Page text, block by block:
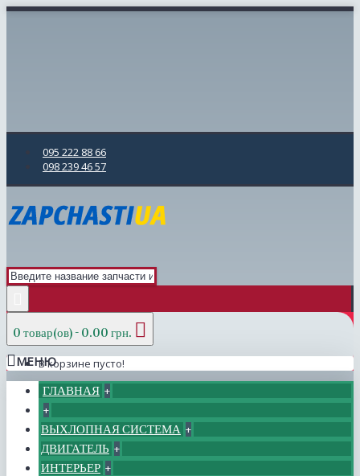
095 222 88 66
098 239 46 57
0 товар(ов) - 0.00 грн.
В корзине пусто!
МЕНЮ
ГЛАВНАЯ +
+
ВЫХЛОПНАЯ СИСТЕМА +
ДВИГАТЕЛЬ +
ИНТЕРЬЕР +